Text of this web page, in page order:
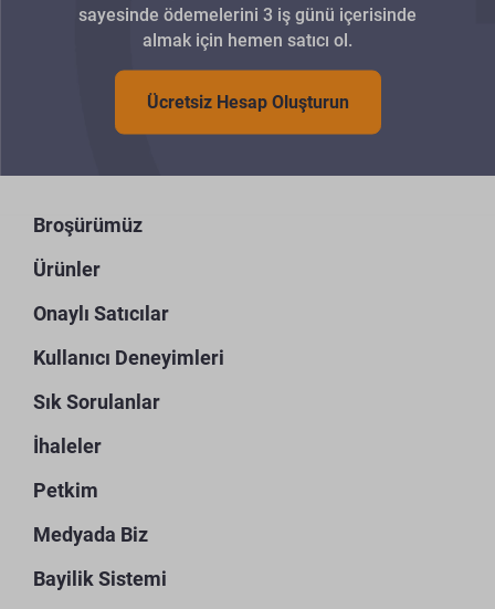
sayesinde ödemelerini 3 iş günü içerisinde
almak için hemen satıcı ol.
Ücretsiz Hesap Oluşturun
Broşürümüz
Ürünler
Onaylı Satıcılar
Kullanıcı Deneyimleri
Sık Sorulanlar
İhaleler
Petkim
Medyada Biz
Bayilik Sistemi